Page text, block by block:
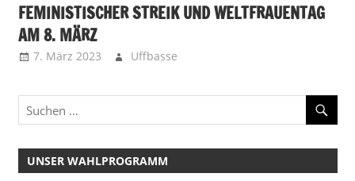
FEMINISTISCHER STREIK UND WELTFRAUENTAG
AM 8. MÄRZ
7. März 2023 Uffbasse
UNSER WAHLPROGRAMM